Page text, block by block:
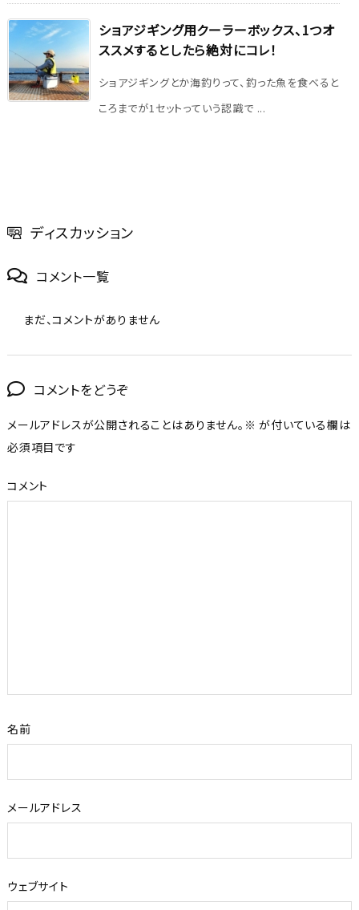
ショアジギング用クーラーボックス、1つオ
ススメするとしたら絶対にコレ！
ショアジギングとか海釣りって、釣った魚を食べると
ころまでが1セットっていう認識で ...
ディスカッション
コメント一覧
まだ、コメントがありません
コメントをどうぞ
メールアドレスが公開されることはありません。 ※ が付いている欄は
必須項目です
コメント
名前
メールアドレス
ウェブサイト